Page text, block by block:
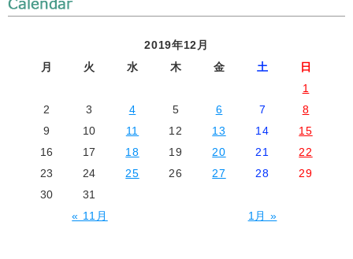
2019年12月
月
火 水 木 金 土 日
« 11月 1月 »
1
2
3 4 5 6 7
8
9
10 11 12 13 14
15
16
17 18 19 20 21
22
23
24 25 26 27 28
29
30
31